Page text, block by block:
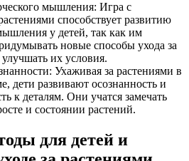
мышления: Игра с
способствует развитию
у детей, так как им
новые способы ухода за
их условия.
Ухаживая за растениями в
дети развивают осознанность и
к деталям. Они учатся замечать
и состоянии растений.
для детей и